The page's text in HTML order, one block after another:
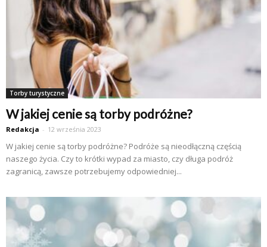
Torby turystyczne
W jakiej cenie są torby podróżne?
Redakcja - 12 września 2023
W jakiej cenie są torby podróżne? Podróże są nieodłączną częścią
naszego życia. Czy to krótki wypad za miasto, czy długa podróż
zagranicą, zawsze potrzebujemy odpowiedniej...